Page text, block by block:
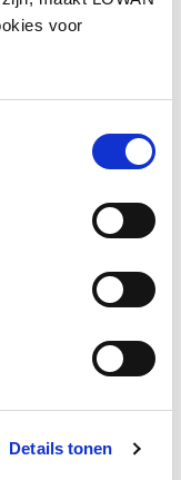
voor
Details tonen